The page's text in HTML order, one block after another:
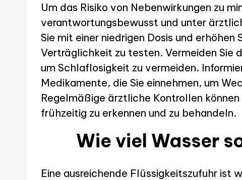
Um das Risiko von Nebenwirkungen zu
verantwortungsbewusst und unter
Sie mit einer niedrigen Dosis und erhöhen
Verträglichkeit zu testen. Vermeiden Sie
um Schlaflosigkeit zu vermeiden.
Medikamente, die Sie einnehmen, um
Regelmäßige ärztliche Kontrollen
frühzeitig zu erkennen und zu behandeln.
Wie viel Wasser
Eine ausreichende Flüssigkeitszufuhr ist